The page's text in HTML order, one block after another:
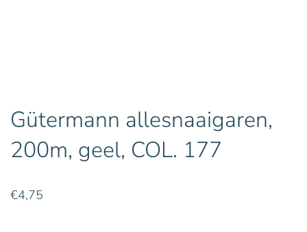
Gütermann allesnaaigaren,
200m, geel, COL. 177
€4,75